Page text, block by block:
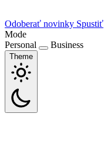
Odoberať novinky Spustiť
Mode
Personal
Business
Theme